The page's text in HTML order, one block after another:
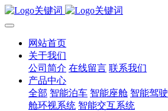
网站首页
关于我们
公司简介 在线留言 联系我们
产品中心
全部 智能泊车 智能座舱 智能驾驶
舱环视系统 智能交互系统